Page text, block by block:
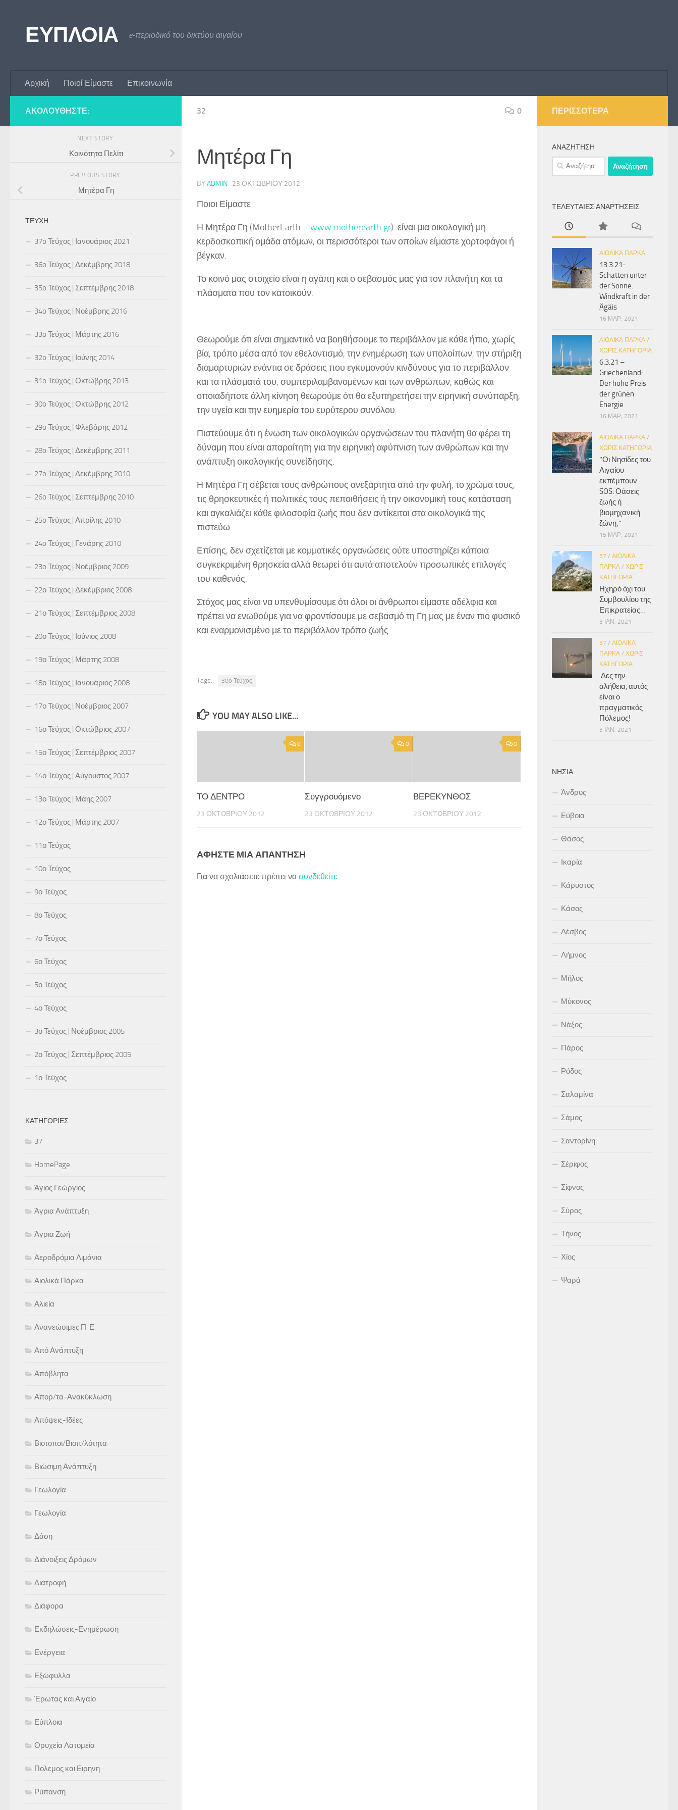
ΕΥΠΛΟΙΑ e-περιοδικό του δικτύου αιγαίου
Αρχική Ποιοί Είμαστε Επικοινωνία
32 0
Μητέρα Γη
BY ADMIN · 23 ΟΚΤΩΒΡΊΟΥ 2012
Ποιοι Είμαστε
Η Μητέρα Γη (MotherEarth –www.motherearth.gr) είναι μια οικολογική μη
κερδοσκοπική ομάδα ατόμων, οι περισσότεροι των οποίων είμαστε χορτοφάγοι ή
βέγκαν.
Το κοινό μας στοιχείο είναι η αγάπη και ο σεβασμός μας για τον πλανήτη και τα
πλάσματα που τον κατοικούν.
Θεωρούμε ότι είναι σημαντικό να βοηθήσουμε το περιβάλλον με κάθε ήπιο, χωρίς
βία, τρόπο μέσα από τον εθελοντισμό, την ενημέρωση των υπολοίπων, την στήριξη
διαμαρτυριών ενάντια σε δράσεις που εγκυμονούν κινδύνους για το περιβάλλον
και τα πλάσματά του, συμπεριλαμβανομένων και των ανθρώπων, καθώς και
οποιαδήποτε άλλη κίνηση θεωρούμε ότι θα εξυπηρετήσει την ειρηνική συνύπαρξη,
την υγεία και την ευημερία του ευρύτερου συνόλου.
Πιστεύουμε ότι η ένωση των οικολογικών οργανώσεων του πλανήτη θα φέρει τη
δύναμη που είναι απαραίτητη για την ειρηνική αφύπνιση των ανθρώπων και την
ανάπτυξη οικολογικής συνείδησης.
Η Μητέρα Γη σέβεται τους ανθρώπους ανεξάρτητα από την φυλή, το χρώμα τους,
τις θρησκευτικές ή πολιτικές τους πεποιθήσεις ή την οικονομική τους κατάσταση
και αγκαλιάζει κάθε φιλοσοφία ζωής που δεν αντίκειται στα οικολογικά της
πιστεύω.
Επίσης, δεν σχετίζεται με κομματικές οργανώσεις ούτε υποστηρίζει κάποια
συγκεκριμένη θρησκεία αλλά θεωρεί ότι αυτά αποτελούν προσωπικές επιλογές
του καθενός.
Στόχος μας είναι να υπενθυμίσουμε ότι όλοι οι άνθρωποι είμαστε αδέλφια και
πρέπει να ενωθούμε για να φροντίσουμε με σεβασμό τη Γη μας με έναν πιο φυσικό
και εναρμονισμένο με το περιβάλλον τρόπο ζωής.
Tags: 30ο Τεύχος
YOU MAY ALSO LIKE...
0
ΤΟ ΔΕΝΤΡΟ
23 ΟΚΤΩΒΡΊΟΥ 2012
0
Συγγρουόμενο
23 ΟΚΤΩΒΡΊΟΥ 2012
0
ΒΕΡΕΚΥΝΘΟΣ
23 ΟΚΤΩΒΡΊΟΥ 2012
ΑΦΉΣΤΕ ΜΙΑ ΑΠΆΝΤΗΣΗ
Για να σχολιάσετε πρέπει να συνδεθείτε
ΑΚΟΛΟΥΘΉΣΤΕ:
NEXT STORY
Κοινότητα Πελίτι
PREVIOUS STORY
Μητέρα Γη
ΤΕΎΧΗ
37o Τεύχος | Ιανουάριος 2021
36o Τεύχος | Δεκέμβρης 2018
35o Τεύχος | Σεπτέμβρης 2018
34o Τεύχος | Νοέμβρης 2016
33o Τεύχος | Μάρτης 2016
32o Τεύχος | Ιούνης 2014
31o Τεύχος | Οκτώβρης 2013
30o Τεύχος | Οκτώβρης 2012
29o Τεύχος | Φλεβάρης 2012
28o Τεύχος | Δεκέμβρης 2011
27o Τεύχος | Δεκέμβρης 2010
26o Τεύχος | Σεπτέμβρης 2010
25o Τεύχος | Απρίλης 2010
24o Τεύχος | Γενάρης 2010
23o Τεύχος | Νοέμβριος 2009
22ο Τεύχος | Δεκέμβριος 2008
21ο Τεύχος | Σεπτέμβριος 2008
20ο Τεύχος | Ιούνιος 2008
19ο Τεύχος | Μάρτης 2008
18ο Τεύχος | Ιανουάριος 2008
17ο Τεύχος | Νοέμβριος 2007
16ο Τεύχος | Οκτώβριος 2007
15ο Τεύχος | Σεπτέμβριος 2007
14ο Τεύχος | Αύγουστος 2007
13ο Τεύχος | Μάης 2007
12ο Τεύχος | Μάρτης 2007
11ο Τεύχος
10ο Τεύχος
9ο Τεύχος
8ο Τεύχος
7ο Τεύχος
6ο Τεύχος
5ο Τεύχος
4ο Τεύχος
3ο Τεύχος | Νοέμβριος 2005
2ο Τεύχος | Σεπτέμβριος 2005
1ο Τεύχος
ΚΑΤΗΓΟΡΊΕΣ
37
HomePage
Άγιος Γεώργιος
Άγρια Ανάπτυξη
Άγρια Ζωή
Αεροδρόμια Λιμάνια
Αιολικά Πάρκα
Αλιεία
Ανανεώσιμες Π. Ε.
Από Ανάπτυξη
Απόβλητα
Απορ/τα-Ανακύκλωση
Απόψεις-Ιδέες
Βιοτοποι/Βιοπ/λότητα
Βιώσιμη Ανάπτυξη
Γεωλογία
Γεωλογία
Δάση
Διάνοιξεις Δρόμων
Διατροφή
Διάφορα
Εκδηλώσεις-Ενημέρωση
Ενέργεια
Εξώφυλλα
Έρωτας και Αιγαίο
Εύπλοια
Ορυχεία Λατομεία
Πολεμος και Ειρηνη
Ρύπανση
ΠΕΡΙΣΣΌΤΕΡΑ
ΑΝΑΖΉΤΗΣΗ
Αναζήτηση
για:
ΤΕΛΕΥΤΑΊΕΣ ΑΝΑΡΤΉΣΕΙΣ
ΑΙΟΛΙΚΆ ΠΆΡΚΑ
13.3.21-
Schatten unter
der Sonne.
Windkraft in der
Ägäis
16 ΜΑΡ, 2021
ΑΙΟΛΙΚΆ ΠΆΡΚΑ /
ΧΩΡΊΣ ΚΑΤΗΓΟΡΊΑ
6.3.21 –
Griechenland:
Der hohe Preis
der grünen
Energie
16 ΜΑΡ, 2021
ΑΙΟΛΙΚΆ ΠΆΡΚΑ /
ΧΩΡΊΣ ΚΑΤΗΓΟΡΊΑ
“Οι Νησίδες του
Αιγαίου
εκπέμπουν
SOS: Οάσεις
ζωής ή
βιομηχανική
ζώνη;”
15 ΜΑΡ, 2021
37 / ΑΙΟΛΙΚΆ
ΠΆΡΚΑ / ΧΩΡΊΣ
ΚΑΤΗΓΟΡΊΑ
Ηχηρό όχι του
Συμβουλίου της
Επικρατείας…
3 ΙΑΝ, 2021
37 / ΑΙΟΛΙΚΆ
ΠΆΡΚΑ / ΧΩΡΊΣ
ΚΑΤΗΓΟΡΊΑ
Δες την
αλήθεια, αυτός
είναι ο
πραγματικός
Πόλεμος!
3 ΙΑΝ, 2021
ΝΗΣΙΆ
Άνδρος
Εύβοια
Θάσος
Ικαρία
Κάρυστος
Κάσος
Λέσβος
Λήμνος
Μήλος
Μύκονος
Νάξος
Πάρος
Ρόδος
Σαλαμίνα
Σάμος
Σαντορίνη
Σέριφος
Σίφνος
Σύρος
Τήνος
Χίος
Ψαρά